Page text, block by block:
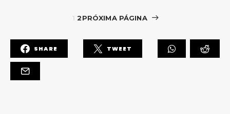
1 2PRÓXIMA PÁGINA
SHARE TWEET